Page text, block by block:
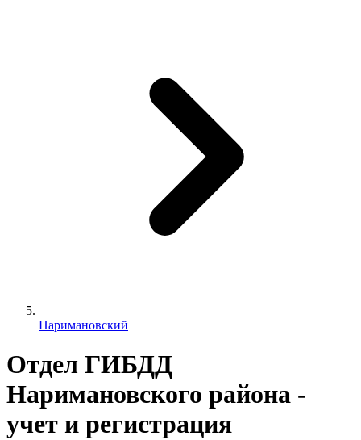
Наримановский
Отдел ГИБДД
Наримановского района -
учет и регистрация